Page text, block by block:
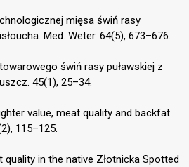
mięsa świń rasy
Med. Weter. 64(5), 673–676.
świń rasy puławskiej z
45(1), 25–34.
value, meat quality and backfat
115–125.
quality in the native Złotnicka Spotted